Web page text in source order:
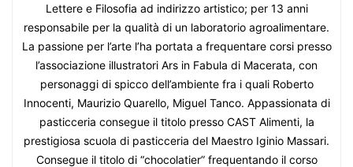
Lettere e Filosofia ad indirizzo artistico; per 13 anni
responsabile per la qualità di un laboratorio agroalimentare.
La passione per l’arte l’ha portata a frequentare corsi presso
l’associazione illustratori Ars in Fabula di Macerata, con
personaggi di spicco dell’ambiente fra i quali Roberto
Innocenti, Maurizio Quarello, Miguel Tanco. Appassionata di
pasticceria consegue il titolo presso CAST Alimenti, la
prestigiosa scuola di pasticceria del Maestro Iginio Massari.
Consegue il titolo di “chocolatier” frequentando il corso